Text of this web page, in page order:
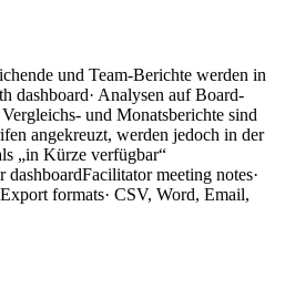
und Team-Berichte werden in
dashboard· Analysen auf Board-
und Monatsberichte sind
angekreuzt, werden jedoch in der
„in Kürze verfügbar“
dashboardFacilitator meeting notes·
Export formats· CSV, Word, Email,